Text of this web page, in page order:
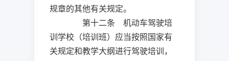
规章的其他有关规定。
第十二条 机动车驾驶培
训学校（培训班）应当按照国家有
关规定和教学大纲进行驾驶培训，